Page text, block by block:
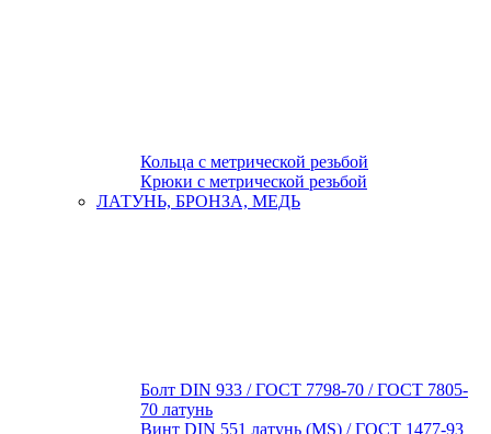
Кольца с метрической резьбой
Крюки с метрической резьбой
ЛАТУНЬ, БРОНЗА, МЕДЬ
Болт DIN 933 / ГОСТ 7798-70 / ГОСТ 7805-
70 латунь
Винт DIN 551 латунь (MS) / ГОСТ 1477-93